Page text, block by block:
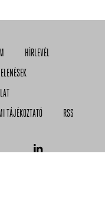
HÍRLEVÉL
TÁJÉKOZTATÓ
RSS